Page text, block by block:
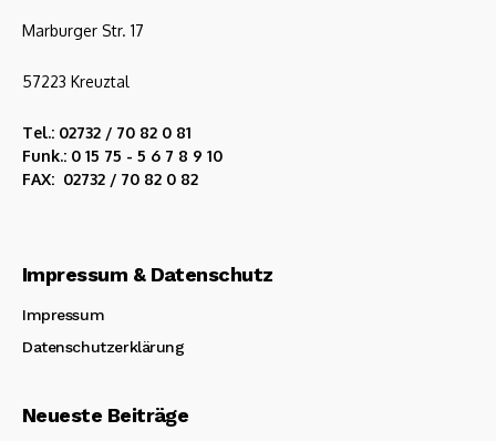
Marburger Str. 17
57223 Kreuztal
Tel.: 02732 / 70 82 0 81
Funk.: 0 15 75 - 5 6 7 8 9 10
FAX: 02732 / 70 82 0 82
Impressum & Datenschutz
Impressum
Datenschutzerklärung
Neueste Beiträge